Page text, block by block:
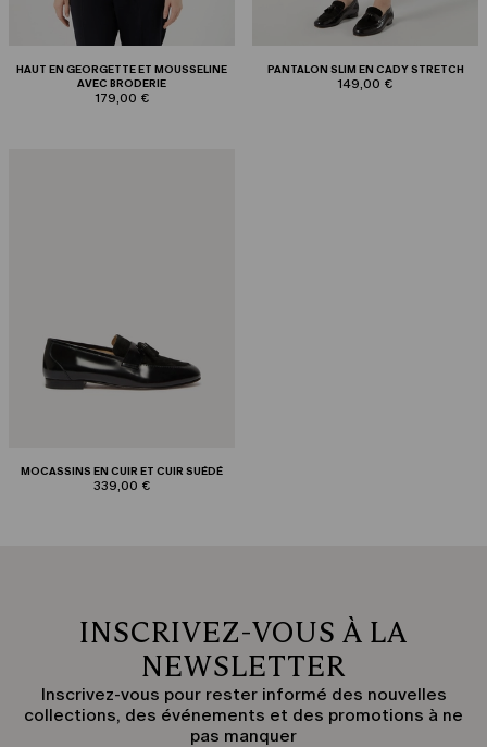
HAUT EN GEORGETTE ET MOUSSELINE
AVEC BRODERIE
179,00 €
PANTALON SLIM EN CADY STRETCH
149,00 €
MOCASSINS EN CUIR ET CUIR SUÉDÉ
339,00 €
INSCRIVEZ-VOUS À LA
NEWSLETTER
Inscrivez-vous pour rester informé des nouvelles
collections, des événements et des promotions à ne
pas manquer